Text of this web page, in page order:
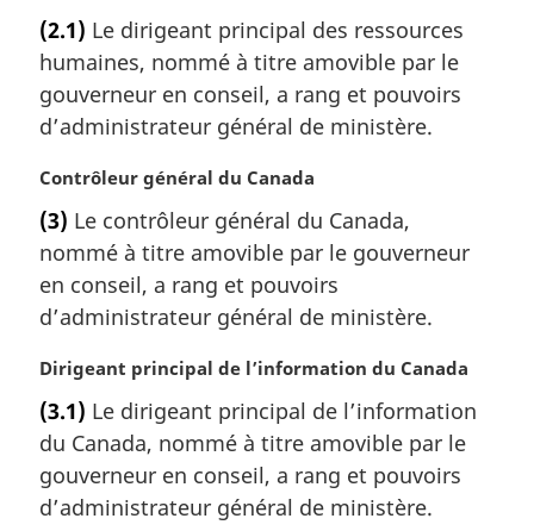
n
a
e
:
t
e
m
a
g
n
a
e
:
(2.1) Le dirigeant principal des ressources
humaines, nommé à titre amovible par le
gouverneur en conseil, a rang et pouvoirs
d’administrateur général de ministère.
N
t
e
m
a
g
n
a
e
:
Contrôleur général du Canada
(3) Le contrôleur général du Canada,
nommé à titre amovible par le gouverneur
en conseil, a rang et pouvoirs
d’administrateur général de ministère.
N
t
e
m
a
Dirigeant principal de l’information du Canada
(3.1) Le dirigeant principal de l’information
du Canada, nommé à titre amovible par le
gouverneur en conseil, a rang et pouvoirs
d’administrateur général de ministère.